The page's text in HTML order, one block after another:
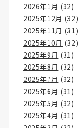
2026年1月 (32)
2025年12月 (32)
2025年11月 (31)
2025年10月 (32)
2025年9月 (31)
2025年8月 (32)
2025年7月 (32)
2025年6月 (31)
2025年5月 (32)
2025年4月 (31)